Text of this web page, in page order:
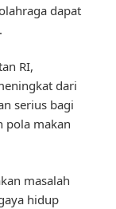
dapat
RI,
dari
serius bagi
pola makan
masalah
hidup